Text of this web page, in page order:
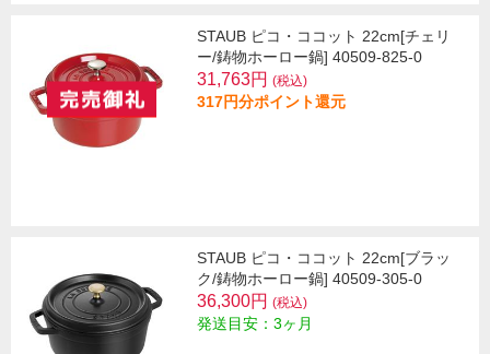
STAUB ピコ・ココット 22cm[チェリ
ー/鋳物ホーロー鍋] 40509-825-0
31,763円 (税込)
317円分ポイント還元
STAUB ピコ・ココット 22cm[ブラッ
ク/鋳物ホーロー鍋] 40509-305-0
36,300円 (税込)
発送目安：3ヶ月